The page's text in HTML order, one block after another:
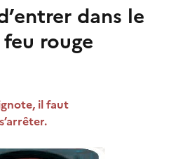
dans le
rouge
il faut